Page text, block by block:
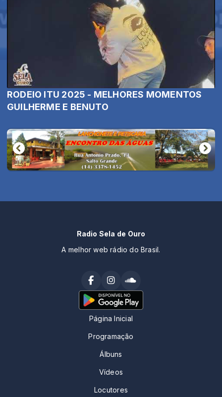
RODEIO ITU 2025 - MELHORES MOMENTOS
GUILHERME E BENUTO
Radio Sela de Ouro
A melhor web rádio do Brasil.
Página Inicial
Programação
Álbuns
Vídeos
Locutores